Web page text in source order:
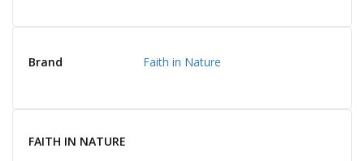
Brand Faith in Nature
FAITH IN NATURE